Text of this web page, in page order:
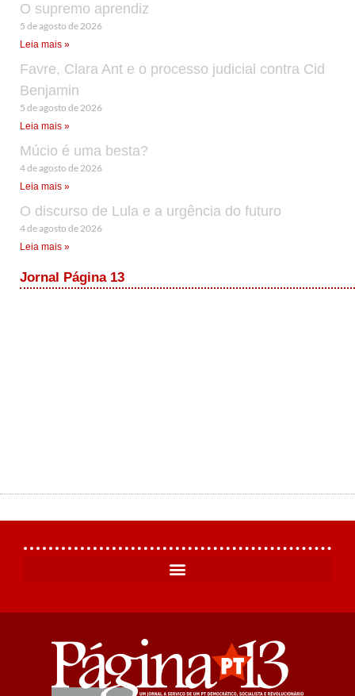
O supremo aprendiz
5 de agosto de 2026
Leia mais »
Favre, Clara Ant e o processo judicial contra Cid
Benjamin
5 de agosto de 2026
Leia mais »
Múcio é uma besta?
4 de agosto de 2026
Leia mais »
O discurso de Lula e a urgência do futuro
4 de agosto de 2026
Leia mais »
Jornal Página 13